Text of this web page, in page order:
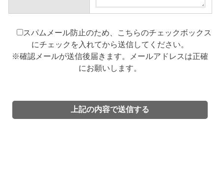
スパムメール防止のため、こちらのチェックボックス
にチェックを入れてから送信してください。
※確認メールが送信後届きます。メールアドレスは正確
にお願いします。